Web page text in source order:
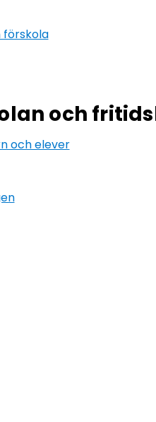
förskola
och
och elever